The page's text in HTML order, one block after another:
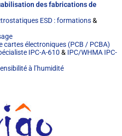
des fabrications de
ESD : formations&
électroniques (PCB / PCBA)
IPC-A-610 & IPC/WHMA IPC-
à l’humidité